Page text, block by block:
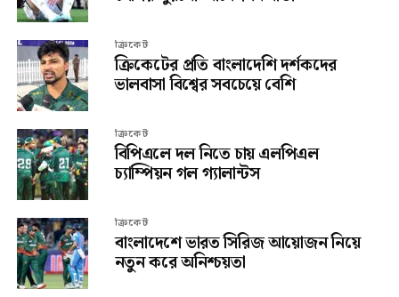
ক্রিকেট
ক্রিকেটের প্রতি বাংলাদেশি দর্শকদের
ভালবাসা বিশ্বের সবচেয়ে বেশি
ক্রিকেট
বিপিএলে দল নিতে চায় এলপিএল
চ্যাম্পিয়ন গল গ্যালান্টস
ক্রিকেট
বাংলাদেশে ভারত সিরিজ আয়োজন নিয়ে
নতুন করে অনিশ্চয়তা